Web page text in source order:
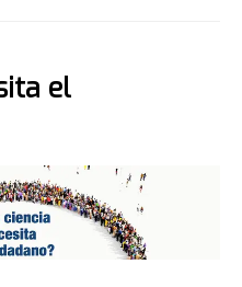
el